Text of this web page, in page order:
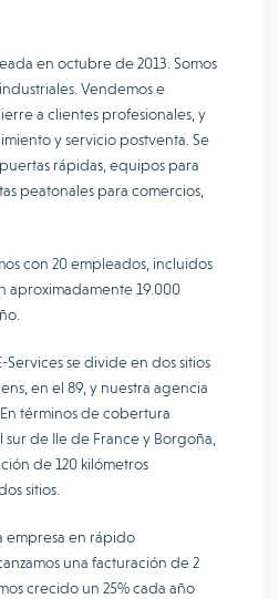
en octubre de 2013. Somos
Vendemos e
a clientes profesionales, y
y servicio postventa. Se
rápidas, equipos para
peatonales para comercios,
con 20 empleados, incluidos
aproximadamente 19.000
Services se divide en dos sitios
en el 89, y nuestra agencia
términos de cobertura
de Ile de France y Borgoña,
de 120 kilómetros
sitios.
empresa en rápido
una facturación de 2
crecido un 25% cada año